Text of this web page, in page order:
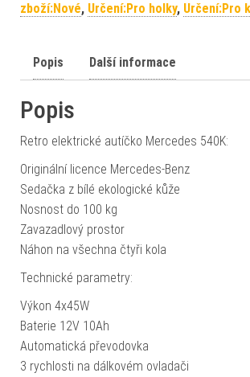
zboží:Nové, Určení:Pro holky, Určení:Pro
Popis Další informace
Popis
Retro elektrické autíčko Mercedes 540K:
Originální licence Mercedes-Benz
Sedačka z bílé ekologické kůže
Nosnost do 100 kg
Zavazadlový prostor
Náhon na všechna čtyři kola
Technické parametry:
Výkon 4x45W
Baterie 12V 10Ah
Automatická převodovka
3 rychlosti na dálkovém ovladači